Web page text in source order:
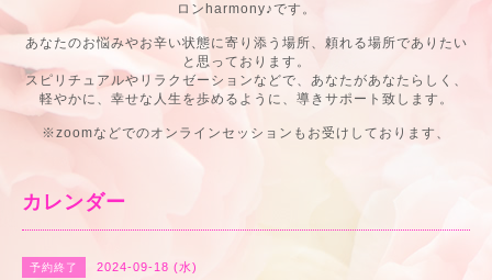
ロンharmony♪です。
あなたのお悩みやお辛い状態に寄り添う場所、頼れる場所でありたい
と思っております。
スピリチュアルやリラクゼーションなどで、あなたがあなたらしく、
軽やかに、幸せな人生を歩めるように、導きサポート致します。
※zoomなどでのオンラインセッションもお受けしております、
カレンダー
予約終了 2024-09-18 (水)